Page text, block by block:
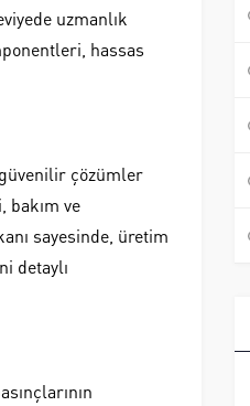
uzmanlık
hassas
çözümler
bakım ve
sayesinde, üretim
detaylı